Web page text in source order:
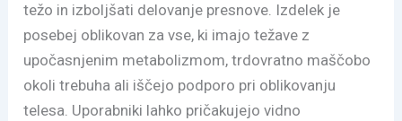
težo in izboljšati delovanje presnove. Izdelek je
posebej oblikovan za vse, ki imajo težave z
upočasnjenim metabolizmom, trdovratno maščobo
okoli trebuha ali iščejo podporo pri oblikovanju
telesa. Uporabniki lahko pričakujejo vidno